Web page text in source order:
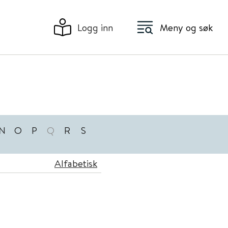
Logg inn Meny og søk
O P Q R S
Alfabetisk